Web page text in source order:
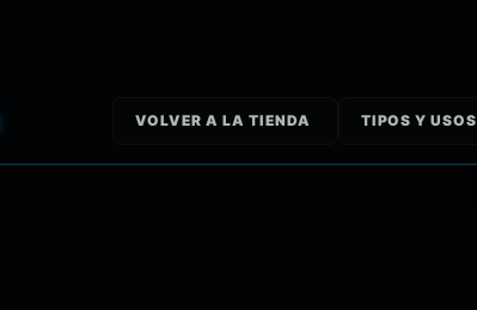
VOLVER A LA TIENDA TIPOS Y USOS